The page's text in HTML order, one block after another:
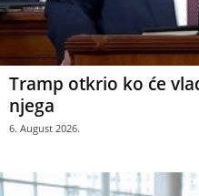
Tramp otkrio ko će
njega
6. August 2026.